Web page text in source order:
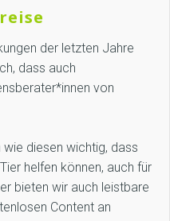
der letzten Jahre
dass auch
von
diesen wichtig, dass
helfen können, auch für
bieten wir auch leistbare
Content an